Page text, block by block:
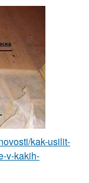
kak-usilit-
v-kakih-